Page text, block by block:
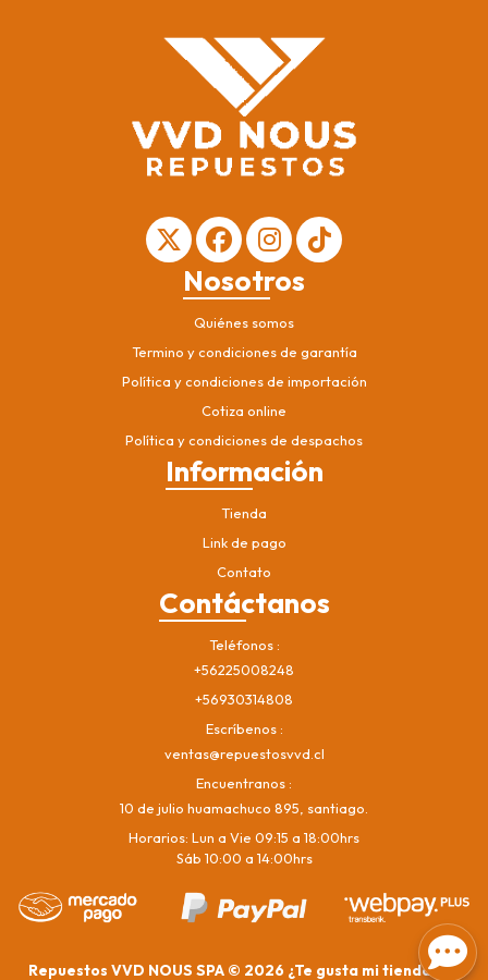
Nosotros
Quiénes somos
Termino y condiciones de garantía
Política y condiciones de importación
Cotiza online
Política y condiciones de despachos
Información
Tienda
Link de pago
Contato
Contáctanos
Teléfonos
+56225008248
+56930314808
Escríbenos
ventas@repuestosvvd.cl
Encuentranos
10 de julio huamachuco 895, santiago.
Horarios: Lun a Vie 09:15 a 18:00hrs
Sáb 10:00 a 14:00hrs
Repuestos VVD NOUS SPA © 2026 ¿Te gusta mi tienda? Yo